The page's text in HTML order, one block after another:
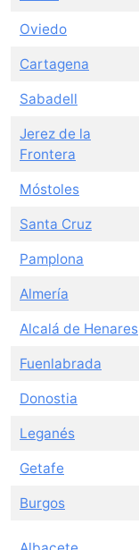
Oviedo
Cartagena
Sabadell
Jerez de la
Frontera
Móstoles
Santa Cruz
Pamplona
Almería
Alcalá de Henares
Fuenlabrada
Donostia
Leganés
Getafe
Burgos